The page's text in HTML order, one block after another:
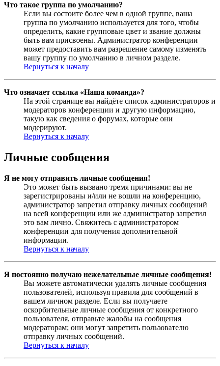
Что такое группа по умолчанию?
Если вы состоите более чем в одной группе, ваша
группа по умолчанию используется для того, чтобы
определить, какие групповые цвет и звание должны
быть вам присвоены. Администратор конференции
может предоставить вам разрешение самому изменять
вашу группу по умолчанию в личном разделе.
Вернуться к началу
Что означает ссылка «Наша команда»?
На этой странице вы найдёте список администраторов и
модераторов конференции и другую информацию,
такую как сведения о форумах, которые они
модерируют.
Вернуться к началу
Личные сообщения
Я не могу отправить личные сообщения!
Это может быть вызвано тремя причинами: вы не
зарегистрированы и/или не вошли на конференцию,
администратор запретил отправку личных сообщений
на всей конференции или же администратор запретил
это вам лично. Свяжитесь с администратором
конференции для получения дополнительной
информации.
Вернуться к началу
Я постоянно получаю нежелательные личные сообщения!
Вы можете автоматически удалять личные сообщения
пользователей, используя правила для сообщений в
вашем личном разделе. Если вы получаете
оскорбительные личные сообщения от конкретного
пользователя, отправьте жалобы на сообщения
модераторам; они могут запретить пользователю
отправку личных сообщений.
Вернуться к началу